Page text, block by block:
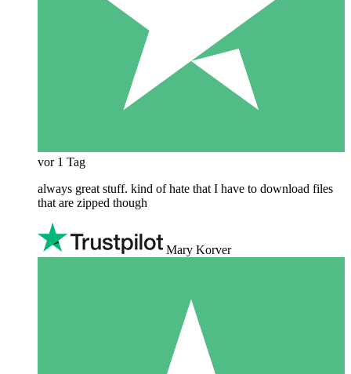
vor 1 Tag
always great stuff. kind of hate that I have to download files
that are zipped though
Mary Korver